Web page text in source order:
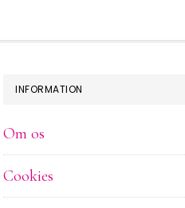
INFORMATION
Om os
Cookies